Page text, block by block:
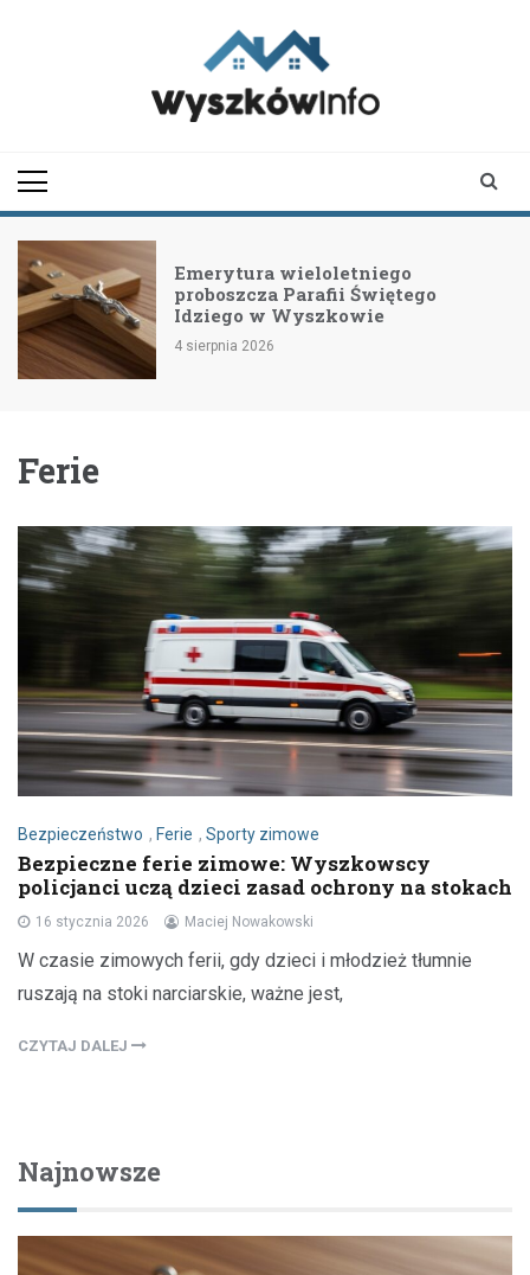
Emerytura wieloletniego
proboszcza Parafii Świętego
Idziego w Wyszkowie
4 sierpnia 2026
Ferie
Bezpieczeństwo , Ferie , Sporty zimowe
Bezpieczne ferie zimowe: Wyszkowscy
policjanci uczą dzieci zasad ochrony na stokach
16 stycznia 2026 Maciej Nowakowski
W czasie zimowych ferii, gdy dzieci i młodzież tłumnie
ruszają na stoki narciarskie, ważne jest,
CZYTAJ DALEJ
Najnowsze